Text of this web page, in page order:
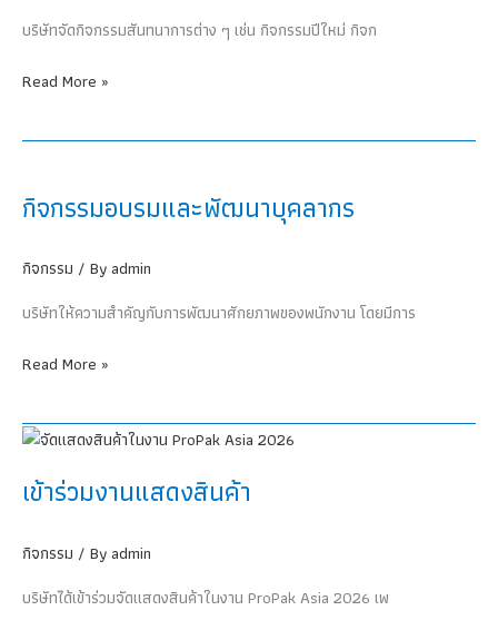
บริษัทจัดกิจกรรมสันทนาการต่าง ๆ เช่น กิจกรรมปีใหม่ กิจก
กิจกรรม
และ
พนักงาน
Read More »
กิจกรรมอบรมและพัฒนาบุคลากร
กิจกรรม / Byadmin
บริษัทให้ความสำคัญกับการพัฒนาศักยภาพของพนักงาน โดยมีการ
กิจกรรม
และ
พัฒนา
Read More »
เข้าร่วมงานแสดงสินค้า
กิจกรรม / Byadmin
บริษัทได้เข้าร่วมจัดแสดงสินค้าในงาน ProPak Asia 2026 เพ